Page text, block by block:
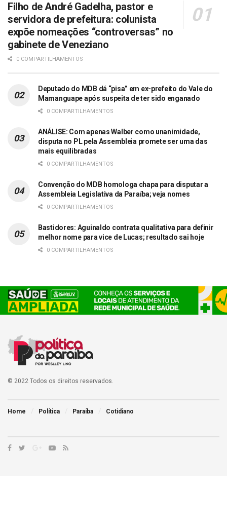
Filho de André Gadelha, pastor e
servidora de prefeitura: colunista
expõe nomeações “controversas” no
gabinete de Veneziano
0 COMPARTILHAMENTOS
Deputado do MDB dá “pisa” em ex-prefeito do Vale do
Mamanguape após suspeita de ter sido enganado
0 COMPARTILHAMENTOS
ANÁLISE: Com apenas Walber como unanimidade,
disputa no PL pela Assembleia promete ser uma das
mais equilibradas
0 COMPARTILHAMENTOS
Convenção do MDB homologa chapa para disputar a
Assembleia Legislativa da Paraíba; veja nomes
0 COMPARTILHAMENTOS
Bastidores: Aguinaldo contrata qualitativa para definir
melhor nome para vice de Lucas; resultado sai hoje
0 COMPARTILHAMENTOS
© 2022 Todos os direitos reservados.
Home Política Paraíba Cotidiano